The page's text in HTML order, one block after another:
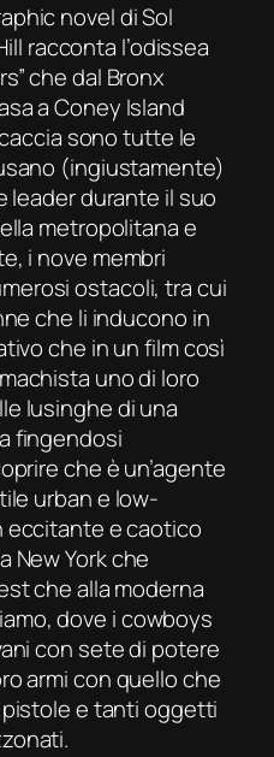
noveldi Sol
racconta l’odissea
che dal Bronx
a Coney Island
sono tutte le
(ingiustamente)
leader durante il suo
metropolitana e
i nove membri
ostacoli, tra cui
che li inducono in
che in un film così
uno di loro
lusinghe di una
fingendosi
che è un’agente
urbane low-
eccitante e caotico
New York che
che alla moderna
dove icowboys
con sete di potere
armi con quello che
e tanti oggetti